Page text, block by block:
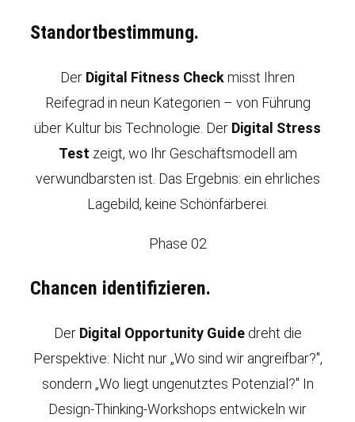
Standortbestimmung.
Der Digital Fitness Checkmisst Ihren
Reifegrad in neun Kategorien – von Führung
über Kultur bis Technologie. Der Digital Stress
Test zeigt, wo Ihr Geschäftsmodell am
verwundbarsten ist. Das Ergebnis: ein ehrliches
Lagebild, keine Schönfärberei.
Phase 02
Chancen identifizieren.
Der Digital Opportunity Guidedreht die
Perspektive: Nicht nur „Wo sind wir angreifbar?",
sondern „Wo liegt ungenutztes Potenzial?" In
Design-Thinking-Workshops entwickeln wir